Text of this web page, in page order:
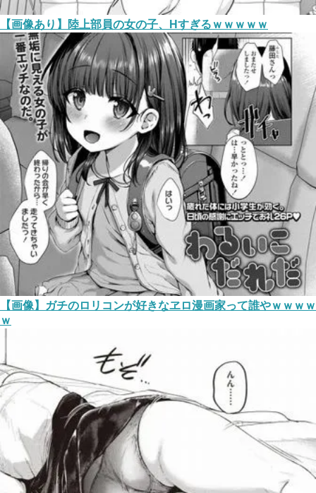
【画像あり】陸上部員の女の子、Hすぎるｗｗｗｗｗ
【画像】ガチのロリコンが好きなヱロ漫画家って誰やｗｗｗｗ
ｗ